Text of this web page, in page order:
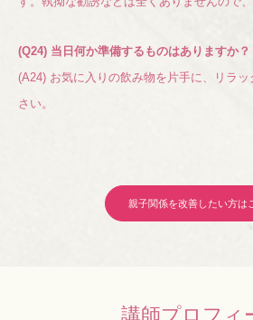
(Q24) 当日何か準備するものはありますか？
(A24) お気に入りの飲み物を片手に、
リラ
さい。
親子関係を改善したい方は
講師プロフィ